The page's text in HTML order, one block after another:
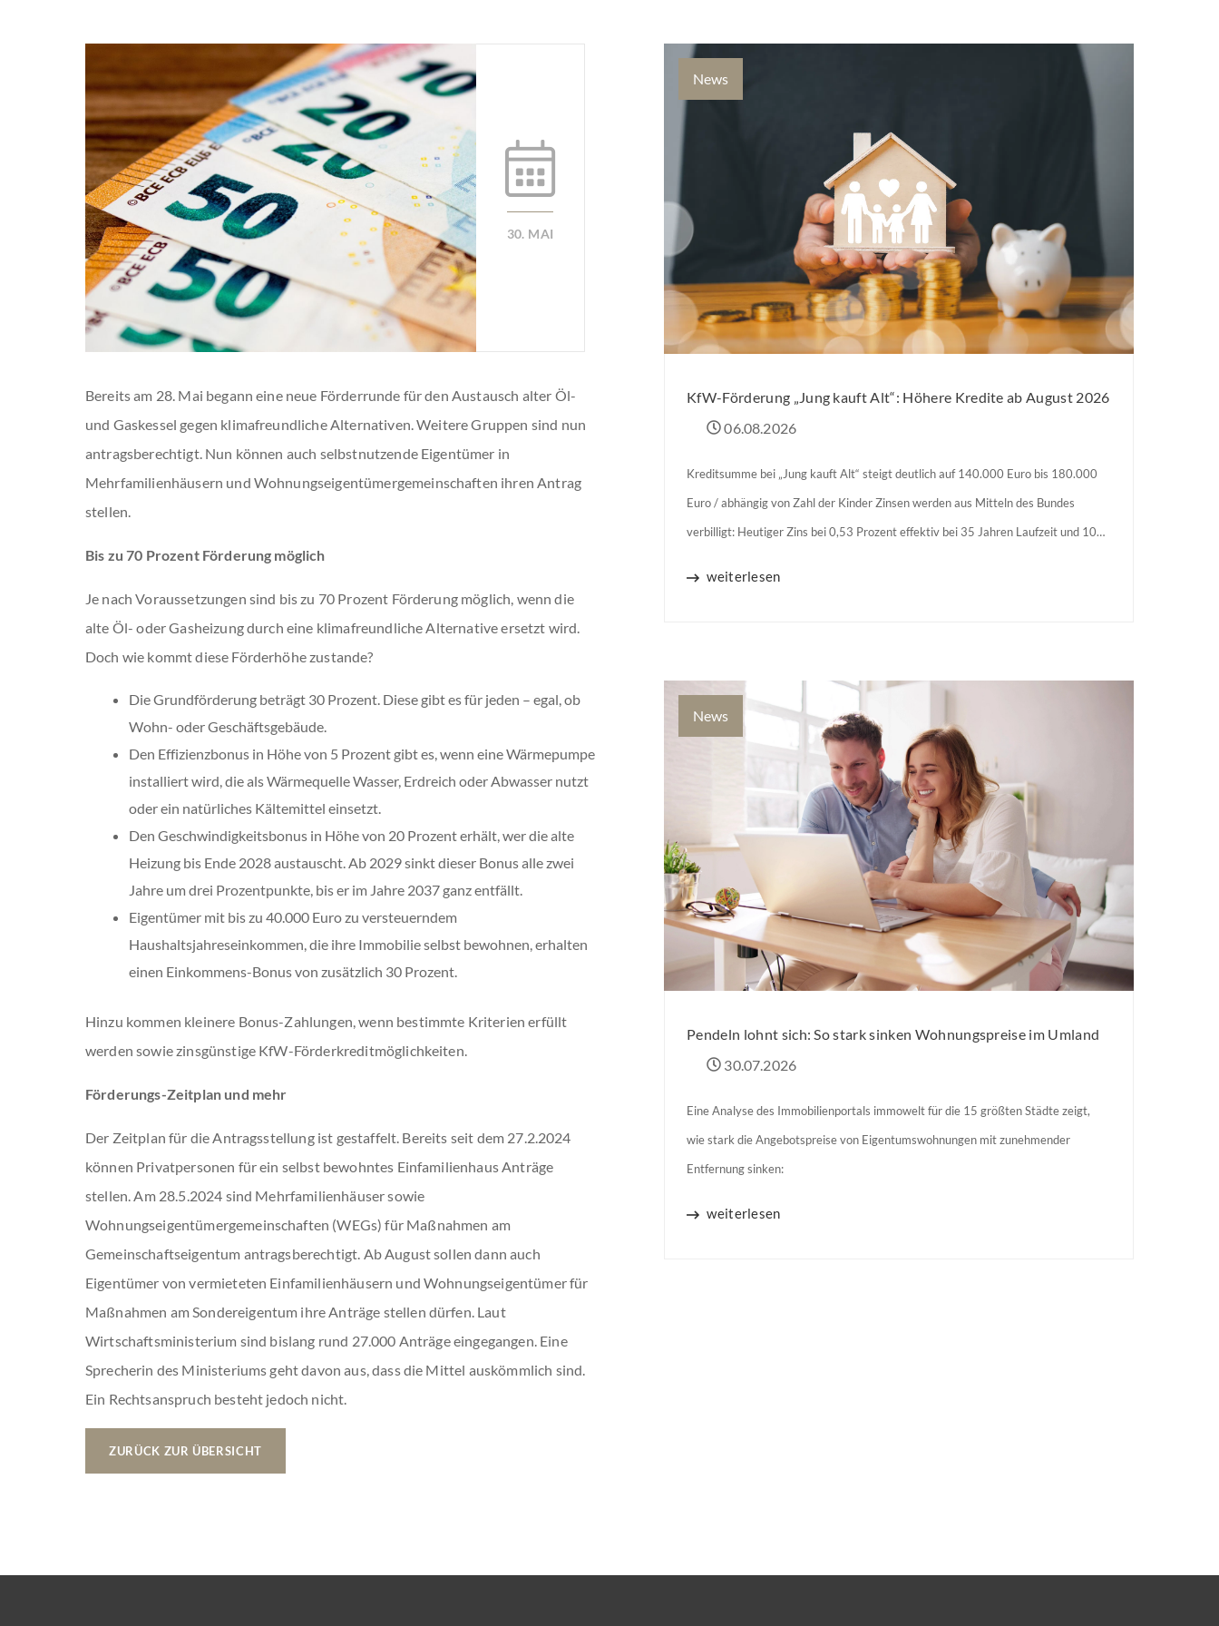
30. MAI
Bereits am 28. Mai begann eine neue Förderrunde für den Austausch alter Öl-
und Gaskessel gegen klimafreundliche Alternativen. Weitere Gruppen sind nun
antragsberechtigt. Nun können auch selbstnutzende Eigentümer in
Mehrfamilienhäusern und Wohnungseigentümergemeinschaften ihren Antrag
stellen.
Bis zu 70 Prozent Förderung möglich
Je nach Voraussetzungen sind bis zu 70 Prozent Förderung möglich, wenn die
alte Öl- oder Gasheizung durch eine klimafreundliche Alternative ersetzt wird.
Doch wie kommt diese Förderhöhe zustande?
Die Grundförderung beträgt 30 Prozent. Diese gibt es für jeden – egal, ob
Wohn- oder Geschäftsgebäude.
Den Effizienzbonus in Höhe von 5 Prozent gibt es, wenn eine Wärmepumpe
installiert wird, die als Wärmequelle Wasser, Erdreich oder Abwasser nutzt
oder ein natürliches Kältemittel einsetzt.
Den Geschwindigkeitsbonus in Höhe von 20 Prozent erhält, wer die alte
Heizung bis Ende 2028 austauscht. Ab 2029 sinkt dieser Bonus alle zwei
Jahre um drei Prozentpunkte, bis er im Jahre 2037 ganz entfällt.
Eigentümer mit bis zu 40.000 Euro zu versteuerndem
Haushaltsjahreseinkommen, die ihre Immobilie selbst bewohnen, erhalten
einen Einkommens-Bonus von zusätzlich 30 Prozent.
Hinzu kommen kleinere Bonus-Zahlungen, wenn bestimmte Kriterien erfüllt
werden sowie zinsgünstige KfW-Förderkreditmöglichkeiten.
Förderungs-Zeitplan und mehr
Der Zeitplan für die Antragsstellung ist gestaffelt. Bereits seit dem 27.2.2024
können Privatpersonen für ein selbst bewohntes Einfamilienhaus Anträge
stellen. Am 28.5.2024 sind Mehrfamilienhäuser sowie
Wohnungseigentümergemeinschaften (WEGs) für Maßnahmen am
Gemeinschaftseigentum antragsberechtigt. Ab August sollen dann auch
Eigentümer von vermieteten Einfamilienhäusern und Wohnungseigentümer für
Maßnahmen am Sondereigentum ihre Anträge stellen dürfen. Laut
Wirtschaftsministerium sind bislang rund 27.000 Anträge eingegangen. Eine
Sprecherin des Ministeriums geht davon aus, dass die Mittel auskömmlich sind.
Ein Rechtsanspruch besteht jedoch nicht.
ZURÜCK ZUR ÜBERSICHT
News
KfW-Förderung „Jung kauft Alt“: Höhere Kredite ab August 2026
06.08.2026
Kreditsumme bei „Jung kauft Alt“ steigt deutlich auf 140.000 Euro bis 180.000
Euro / abhängig von Zahl der Kinder Zinsen werden aus Mitteln des Bundes
verbilligt: Heutiger Zins bei 0,53 Prozent effektiv bei 35 Jahren Laufzeit und 10
weiterlesen
News
Pendeln lohnt sich: So stark sinken Wohnungspreise im Umland
30.07.2026
Eine Analyse des Immobilienportals immowelt für die 15 größten Städte zeigt,
wie stark die Angebotspreise von Eigentumswohnungen mit zunehmender
Entfernung sinken:
weiterlesen